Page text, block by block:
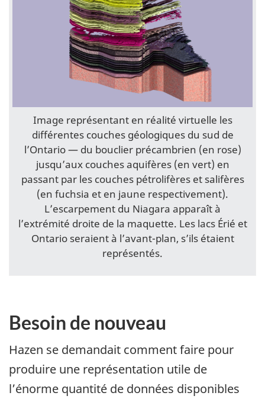
Image représentant en réalité virtuelle les
différentes couches géologiques du sud de
l’Ontario — du bouclier précambrien (en rose)
jusqu’aux couches aquifères (en vert) en
passant par les couches pétrolifères et salifères
(en fuchsia et en jaune respectivement).
L’escarpement du Niagara apparaît à
l’extrémité droite de la maquette. Les lacs Érié et
Ontario seraient à l’avant-plan, s’ils étaient
représentés.
Besoin de nouveau
Hazen se demandait comment faire pour
produire une représentation utile de
l’énorme quantité de données disponibles